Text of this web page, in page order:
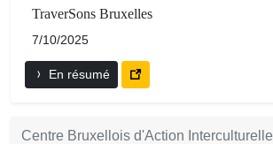
TraverSons Bruxelles
7/10/2025
En résumé
Centre Bruxellois d'Action Interculturelle